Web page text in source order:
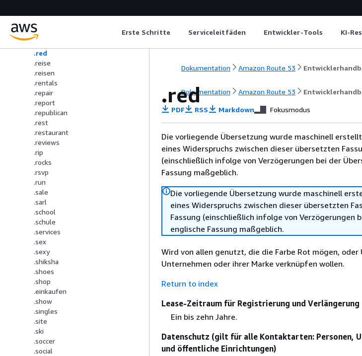
Erste Schritte Serviceleitfäden Entwickler-Tools KI-
.qpon
.realty
.red
.reise
.reisen
.rentals
.repair
.report
.republican
.rest
.restaurant
.reviews
.rip
.rocks
.rsvp
.run
.sale
.sarl
.school
.schule
.services
.sex
.sexy
.shiksha
.shoes
.shop
.einkaufen
.show
.singles
.site
.ski
.soccer
.social
Dokumentation Amazon Route 53
Dokumentation Amazon Route 53
.red
PDF RSS Markdown Fokusmodus
Die vorliegende Übersetzung wurde maschinell
eines Widerspruchs zwischen dieser übersetzten
(einschließlich infolge von Verzögerungen bei der
Fassung maßgeblich.
Die vorliegende Übersetzung wurde maschinell
eines Widerspruchs zwischen dieser übersetzten
Fassung (einschließlich infolge von Verzögerungen
englische Fassung maßgeblich.
Wird von allen genutzt, die die Farbe Rot mögen,
Unternehmen oder ihrer Marke verknüpfen wollen.
Return to index
Lease-Zeitraum für Registrierung und Verlängerung
Ein bis zehn Jahre.
Datenschutz (gilt für alle Kontaktarten: Personen,
und öffentliche Einrichtungen)